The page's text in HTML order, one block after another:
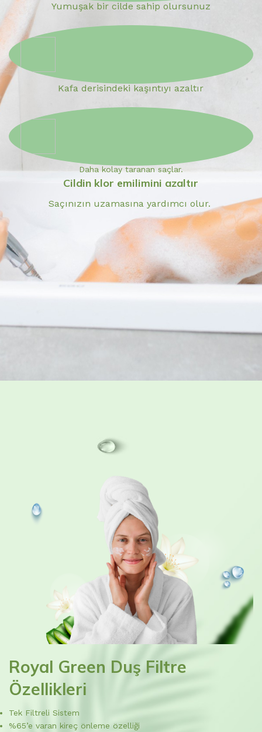
Yumuşak bir cilde sahip olursunuz
Kafa derisindeki kaşıntıyı azaltır
Daha kolay taranan saçlar.
Cildin klor emilimini azaltır
Saçınızın uzamasına yardımcı olur.
Royal Green Duş Filtre
Özellikleri
Tek Filtreli Sistem
%65’e varan kireç önleme özelliği